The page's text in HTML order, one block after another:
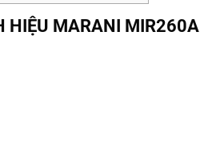
HIỆU MARANI MIR260A